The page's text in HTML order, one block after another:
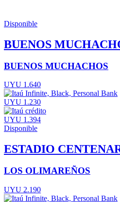
Disponible
BUENOS
BUENOS MUCHACHOS
UYU 1.640
UYU 1.230
UYU 1.394
Disponible
ESTADIO
LOS OLIMAREÑOS
UYU 2.190